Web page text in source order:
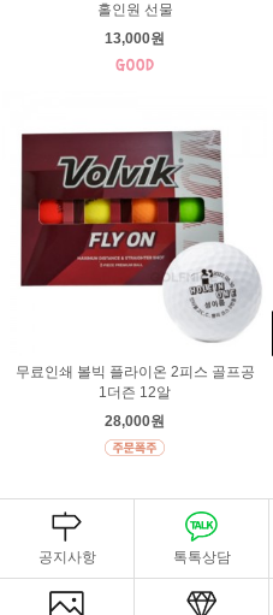
홀인원 선물
13,000원
무료인쇄 볼빅 플라이온 2피스 골프공
1더즌 12알
28,000원
공지사항 톡톡상담